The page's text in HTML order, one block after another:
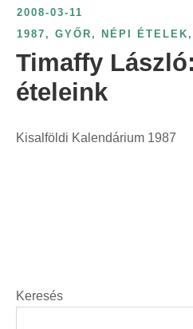
:
v
s
z
á
m
z
l
á
s
:
2008-03-11
1987 , GYŐR , NÉPI ÉTELEK ,
Timaffy
ételeink
Kisalföldi Kalendárium 1987
Keresés